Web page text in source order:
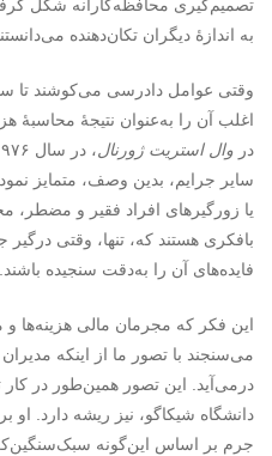
تصمیم‌گیری محافظه‌کارانه شکل
به اندازۀ دیگران تکان‌دهنده
وقتی عوامل دادرسی می‌کوشند تا
اغلب آن را به‌عنوان نتیجۀ محاسبۀ
در وال استریت ژورنال
سایر جرایم، بدین وصف، متمایز
یا زورگیرهای افراد فقیر و
بافکری هستند که، تنها، وقتی
فایده‌های آن را به‌دقت سنجیده
این فکر که مجرمان مالی هزینه‌ها و
می‌سنجند با تصور ما از اینکه
درمی‌آید. این تصور همین‌طور در کار
دانشگاه شیکاگو، نیز ریشه دارد.
جرم بر اساس این‌گونه